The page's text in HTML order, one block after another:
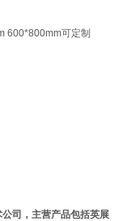
600*800mm可定制
司，主营产品包括英展